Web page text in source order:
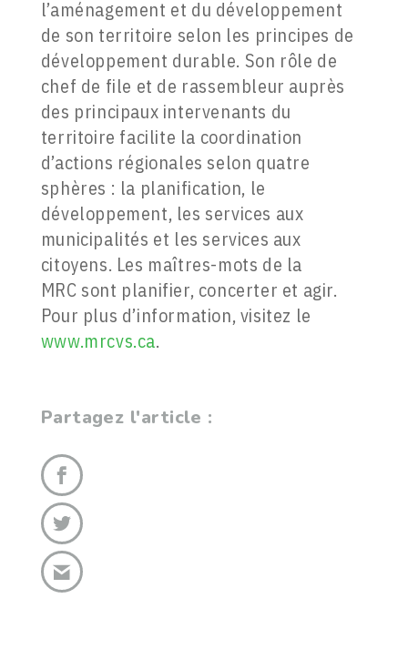
l’aménagement et du développement
de son territoire selon les principes de
développement durable. Son rôle de
chef de file et de rassembleur auprès
des principaux intervenants du
territoire facilite la coordination
d’actions régionales selon quatre
sphères : la planification, le
développement, les services aux
municipalités et les services aux
citoyens. Les maîtres-mots de la
MRC sont planifier, concerter et agir.
Pour plus d’information, visitez le
www.mrcvs.ca.
Partagez l'article :